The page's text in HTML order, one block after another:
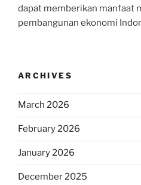
dapat memberikan manfaat
pembangunan ekonomi
ARCHIVES
March 2026
February 2026
January 2026
December 2025